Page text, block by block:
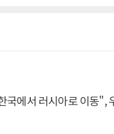
국에서 러시아로 이동",